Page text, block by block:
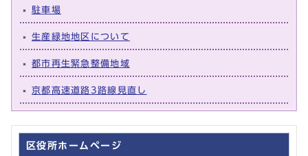
駐車場
生産緑地地区について
都市再生緊急整備地域
京都高速道路3路線見直し
区役所ホームページ